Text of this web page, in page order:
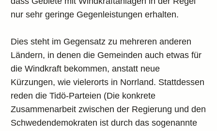
nur sehr geringe Gegenleistungen erhalten.
Dies steht im Gegensatz zu mehreren anderen
Ländern, in denen die Gemeinden auch etwas für
die Windkraft bekommen, anstatt neue
Kürzungen, wie vielerorts in Norrland. Stattdessen
reden die Tidö-Parteien (Die konkrete
Zusammenarbeit zwischen der Regierung und den
Schwedendemokraten ist durch das sogenannte